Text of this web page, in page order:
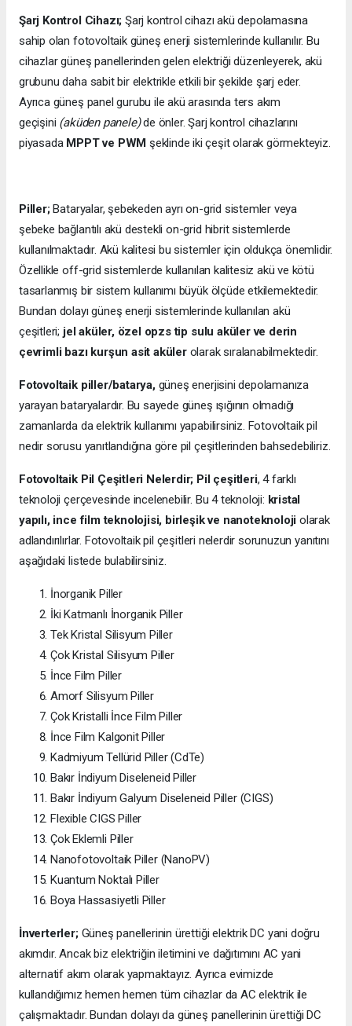
Şarj Kontrol Cihazı; Şarj kontrol cihazı akü depolamasına
sahip olan fotovoltaik güneş enerji sistemlerinde kullanılır. Bu
cihazlar güneş panellerinden gelen elektriği düzenleyerek, akü
grubunu daha sabit bir elektrikle etkili bir şekilde şarj eder.
Ayrıca güneş panel gurubu ile akü arasında ters akım
geçişini (aküden panele)de önler. Şarj kontrol cihazlarını
piyasada MPPT ve PWM şeklinde iki çeşit olarak görmekteyiz.
Piller;Bataryalar, şebekeden ayrı on-grid sistemler veya
şebeke bağlantılı akü destekli on-grid hibrit sistemlerde
kullanılmaktadır. Akü kalitesi bu sistemler için oldukça önemlidir.
Özellikle off-grid sistemlerde kullanılan kalitesiz akü ve kötü
tasarlanmış bir sistem kullanımı büyük ölçüde etkilemektedir.
Bundan dolayı güneş enerji sistemlerinde kullanılan akü
çeşitleri; jel aküler, özel opzs tip sulu aküler ve derin
çevrimli bazı kurşun asit akülerolarak sıralanabilmektedir.
Fotovoltaik piller/batarya,güneş enerjisini depolamanıza
yarayan bataryalardır. Bu sayede güneş ışığının olmadığı
zamanlarda da elektrik kullanımı yapabilirsiniz. Fotovoltaik pil
nedir sorusu yanıtlandığına göre pil çeşitlerinden bahsedebiliriz.
Fotovoltaik Pil Çeşitleri Nelerdir; Pil çeşitleri, 4 farklı
teknoloji çerçevesinde incelenebilir. Bu 4 teknoloji: kristal
yapılı, ince film teknolojisi, birleşik ve nanoteknoloji olarak
adlandırılırlar. Fotovoltaik pil çeşitleri nelerdir sorunuzun yanıtını
aşağıdaki listede bulabilirsiniz.
İnorganik Piller
İki Katmanlı İnorganik Piller
Tek Kristal Silisyum Piller
Çok Kristal Silisyum Piller
İnce Film Piller
Amorf Silisyum Piller
Çok Kristalli İnce Film Piller
İnce Film Kalgonit Piller
Kadmiyum Tellürid Piller (CdTe)
Bakır İndiyum Diseleneid Piller
Bakır İndiyum Galyum Diseleneid Piller (CIGS)
Flexible CIGS Piller
Çok Eklemli Piller
Nanofotovoltaik Piller (NanoPV)
Kuantum Noktalı Piller
Boya Hassasiyetli Piller
İnverterler;Güneş panellerinin ürettiği elektrik DC yani doğru
akımdır. Ancak biz elektriğin iletimini ve dağıtımını AC yani
alternatif akım olarak yapmaktayız. Ayrıca evimizde
kullandığımız hemen hemen tüm cihazlar da AC elektrik ile
çalışmaktadır. Bundan dolayı da güneş panellerinin ürettiği DC